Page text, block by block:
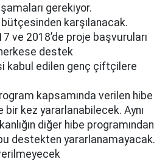
gerekiyor.
bütçesinden karşılanacak.
ve 2018’de proje başvuruları
destek
kabul edilen genç çiftçilere
kapsamında verilen hibe
kez yararlanabilecek. Aynı
diğer hibe programından
destekten yararlanamayacak.